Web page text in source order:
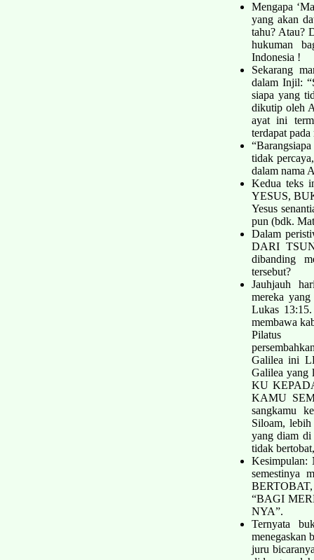
Mengapa
yang akan
tahu? Atau?
hukuman
Indonesia !
Sekarang
dalam Injil:
siapa yang
dikutip oleh
ayat ini
terdapat
tidak
dalam nama
Kedua teks
YESUS,
Yesus
pun (bdk.
Dalam
DARI
dibanding
tersebut?
Jauh­jauh
mereka
Lukas 13:1­5.
membawa
Pilatus
Galilea ini
Galilea yang
KU
KAMU
sangkamu
Siloam, lebih
yang diam di
tidak
Kesimpulan:
semestinya
“BAGI
NYA”.
Ternyata
menegaskan
juru